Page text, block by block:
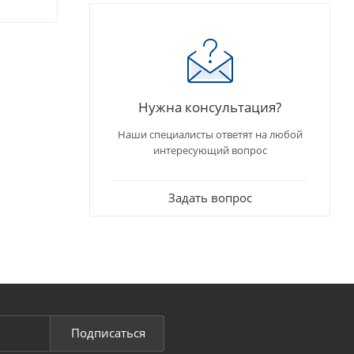
Нужна консультация?
Наши специалисты ответят на любой
интересующий вопрос
Задать вопрос
Подписаться